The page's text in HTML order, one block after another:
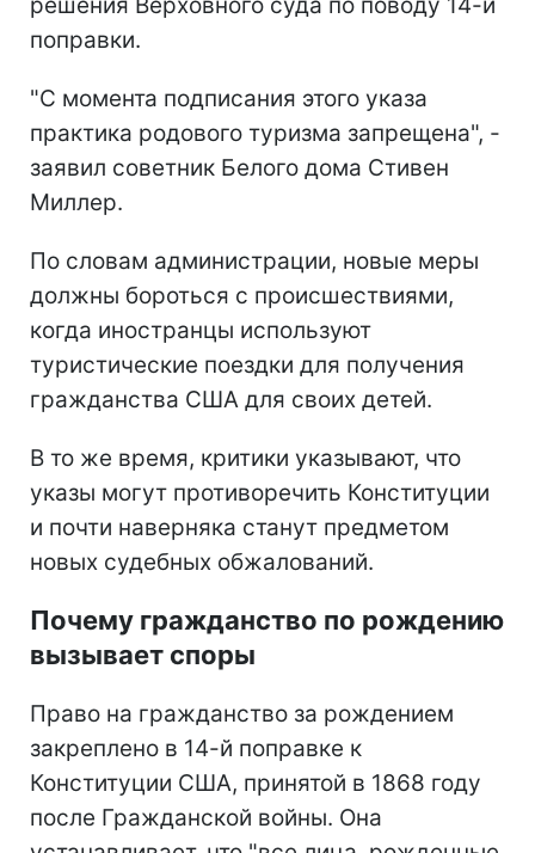
поправки.
"С момента подписания этого указа
практика родового туризма запрещена", -
заявил советник Белого дома Стивен
Миллер.
По словам администрации, новые меры
должны бороться с происшествиями,
когда иностранцы используют
туристические поездки для получения
гражданства США для своих детей.
В то же время, критики указывают, что
указы могут противоречить Конституции
и почти наверняка станут предметом
новых судебных обжалований.
Почему гражданство по рождению
вызывает споры
Право на гражданство за рождением
закреплено в 14-й поправке к
Конституции США, принятой в 1868 году
после Гражданской войны. Она